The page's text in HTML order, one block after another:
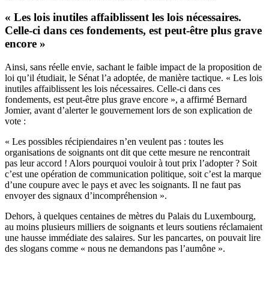
« Les lois inutiles affaiblissent les lois nécessaires.
Celle-ci dans ces fondements, est peut-être plus grave
encore »
Ainsi, sans réelle envie, sachant le faible impact de la proposition de
loi qu’il étudiait, le Sénat l’a adoptée, de manière tactique. « Les lois
inutiles affaiblissent les lois nécessaires. Celle-ci dans ces
fondements, est peut-être plus grave encore », a affirmé Bernard
Jomier, avant d’alerter le gouvernement lors de son explication de
vote :
« Les possibles récipiendaires n’en veulent pas : toutes les
organisations de soignants ont dit que cette mesure ne rencontrait
pas leur accord ! Alors pourquoi vouloir à tout prix l’adopter ? Soit
c’est une opération de communication politique, soit c’est la marque
d’une coupure avec le pays et avec les soignants. Il ne faut pas
envoyer des signaux d’incompréhension ».
Dehors, à quelques centaines de mètres du Palais du Luxembourg,
au moins plusieurs milliers de soignants et leurs soutiens réclamaient
une hausse immédiate des salaires. Sur les pancartes, on pouvait lire
des slogans comme « nous ne demandons pas l’aumône ».